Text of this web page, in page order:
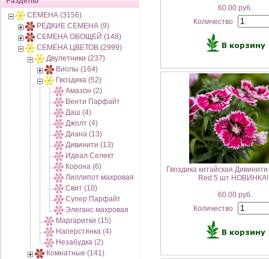
СЕМЕНА (3156)
РЕДКИЕ СЕМЕНА (9)
СЕМЕНА ОВОЩЕЙ (148)
СЕМЕНА ЦВЕТОВ (2999)
Двулетники (237)
Виолы (164)
Гвоздика (52)
Амазон (2)
Венти Парфайт
Даш (4)
Джолт (4)
Диана (13)
Дивинити (13)
Идеал Селект
Корона (6)
Лиллипот махровая
Свит (10)
Супер Парфайт
Элеганс махровая
Маргаритки (15)
Наперстянка (4)
Незабудка (2)
Комнатные (141)
60.00 руб.
Количество
Гвоздика китайская
Red 5 шт НОВИНКА!
60.00 руб.
Количество